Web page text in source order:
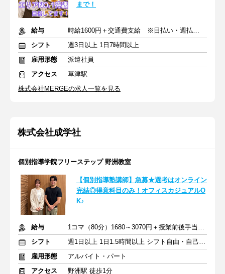
まで！
給与
時給1600円＋交通費支給 ※日払い・週払いOK
シフト
週3日以上 1日7時間以上
雇用形態
派遣社員
アクセス
草津駅
株式会社MERGEの求人一覧を見る
株式会社成学社
個別指導学院フリーステップ 野洲教室
【個別指導塾講師】急募★選考はオンライン
完結◎得意科目のみ！オフィスカジュアルO
K♪
給与
1コマ（80分）1680～3070円＋授業前後手当500円＋交通費全額支給
シフト
週1日以上 1日1.5時間以上 シフト自由・自己申告
雇用形態
アルバイト・パート
アクセス
野洲駅 徒歩1分